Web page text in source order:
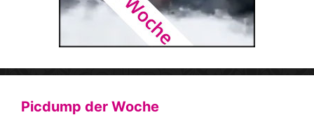
Picdump der Woche